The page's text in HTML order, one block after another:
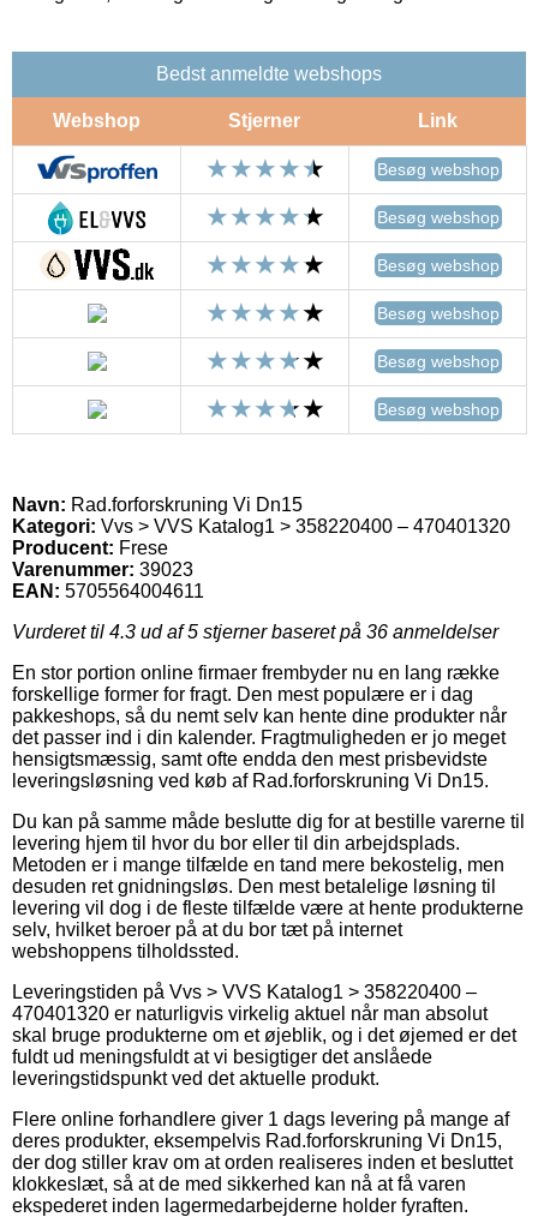
Bedst anmeldte webshops
Webshop Stjerner Link
Besøg webshop
Besøg webshop
Besøg webshop
Besøg webshop
Besøg webshop
Besøg webshop
Navn: Rad.forforskruning Vi Dn15
Kategori: Vvs > VVS Katalog1 > 358220400 – 470401320
Producent: Frese
Varenummer: 39023
EAN: 5705564004611
Vurderet til 4.3 ud af 5 stjerner baseret på 36 anmeldelser
En stor portion online firmaer frembyder nu en lang række
forskellige former for fragt. Den mest populære er i dag
pakkeshops, så du nemt selv kan hente dine produkter når
det passer ind i din kalender. Fragtmuligheden er jo meget
hensigtsmæssig, samt ofte endda den mest prisbevidste
leveringsløsning ved køb af Rad.forforskruning Vi Dn15.
Du kan på samme måde beslutte dig for at bestille varerne til
levering hjem til hvor du bor eller til din arbejdsplads.
Metoden er i mange tilfælde en tand mere bekostelig, men
desuden ret gnidningsløs. Den mest betalelige løsning til
levering vil dog i de fleste tilfælde være at hente produkterne
selv, hvilket beroer på at du bor tæt på internet
webshoppens tilholdssted.
Leveringstiden på Vvs > VVS Katalog1 > 358220400 –
470401320 er naturligvis virkelig aktuel når man absolut
skal bruge produkterne om et øjeblik, og i det øjemed er det
fuldt ud meningsfuldt at vi besigtiger det anslåede
leveringstidspunkt ved det aktuelle produkt.
Flere online forhandlere giver 1 dags levering på mange af
deres produkter, eksempelvis Rad.forforskruning Vi Dn15,
der dog stiller krav om at orden realiseres inden et besluttet
klokkeslæt, så at de med sikkerhed kan nå at få varen
ekspederet inden lagermedarbejderne holder fyraften.